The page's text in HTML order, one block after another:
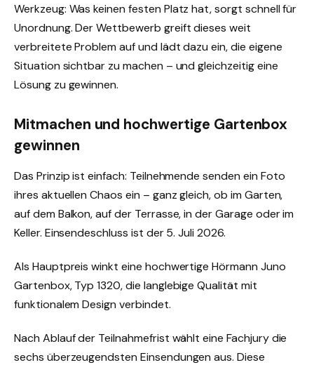
Werkzeug: Was keinen festen Platz hat, sorgt schnell für
Unordnung. Der Wettbewerb greift dieses weit
verbreitete Problem auf und lädt dazu ein, die eigene
Situation sichtbar zu machen – und gleichzeitig eine
Lösung zu gewinnen.
Mitmachen und hochwertige Gartenbox
gewinnen
Das Prinzip ist einfach: Teilnehmende senden ein Foto
ihres aktuellen Chaos ein – ganz gleich, ob im Garten,
auf dem Balkon, auf der Terrasse, in der Garage oder im
Keller. Einsendeschluss ist der 5. Juli 2026.
Als Hauptpreis winkt eine hochwertige Hörmann Juno
Gartenbox, Typ 1320, die langlebige Qualität mit
funktionalem Design verbindet.
Nach Ablauf der Teilnahmefrist wählt eine Fachjury die
sechs überzeugendsten Einsendungen aus. Diese